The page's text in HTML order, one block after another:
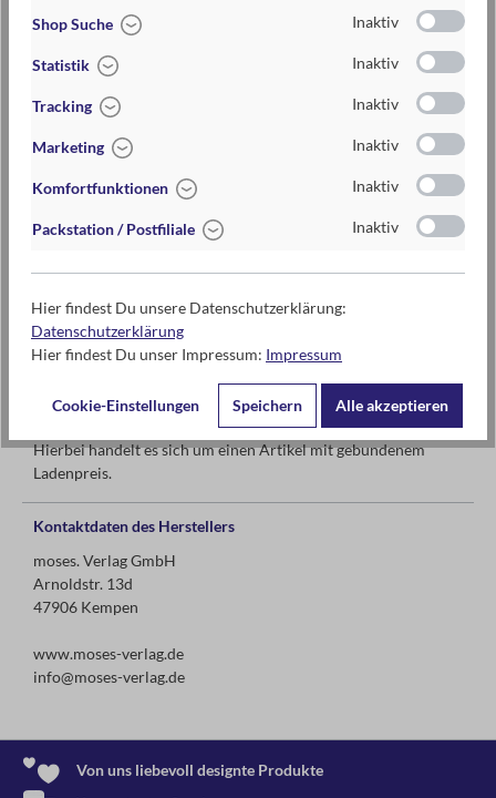
9,95 €
ca. 18 cm x 23 cm x 0,5 cm (B x H x T)
alien
Papier aus verantwortungsvoller Forstwirtschaft
mit ökologischen und sozialen Standards
Broschur
Warnhinweise und weitere Hinweise
Achtung! Nicht geeignet für Kinder unter 3 Jahren.
Erstickungsgefahr wegen verschluckbarer Kleinteile!
Hierbei handelt es sich um einen Artikel mit gebundenem
Ladenpreis.
Kontaktdaten des Herstellers
moses. Verlag GmbH
Arnoldstr. 13d
47906 Kempen
www.moses-verlag.de
info@moses-verlag.de
Von uns liebevoll designte Produkte
Shop Suche Inaktiv
Statistik Inaktiv
Tracking Inaktiv
Marketing Inaktiv
Komfortfunktionen Inaktiv
Packstation / Postfiliale Inaktiv
Hier findest Du unsere Datenschutzerklärung:
Datenschutzerklärung
Hier findest Du unser Impressum: Impressum
Cookie-Einstellungen Speichern Alle akzeptieren